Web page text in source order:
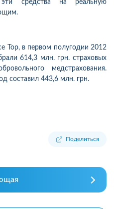
эти средства на реальную
Top, в первом полугодии 2012
614,3 млн. грн. страховых
медстрахования.
составил 443,6 млн. грн.
Поделиться